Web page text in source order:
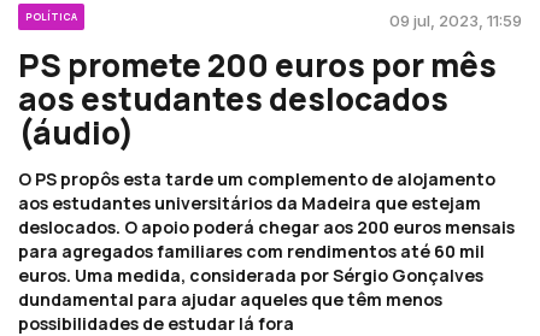
POLÍTICA 09 jul, 2023, 11:59
PS promete 200 euros por mês
aos estudantes deslocados
(áudio)
O PS propôs esta tarde um complemento de alojamento
aos estudantes universitários da Madeira que estejam
deslocados. O apoio poderá chegar aos 200 euros mensais
para agregados familiares com rendimentos até 60 mil
euros. Uma medida, considerada por Sérgio Gonçalves
dundamental para ajudar aqueles que têm menos
possibilidades de estudar lá fora